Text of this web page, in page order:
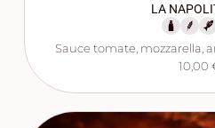
LA
Sauce tomate, mozzarella,
10,00